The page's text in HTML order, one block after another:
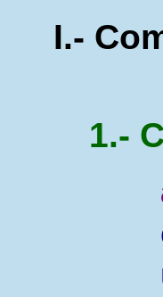
I.-
1.-